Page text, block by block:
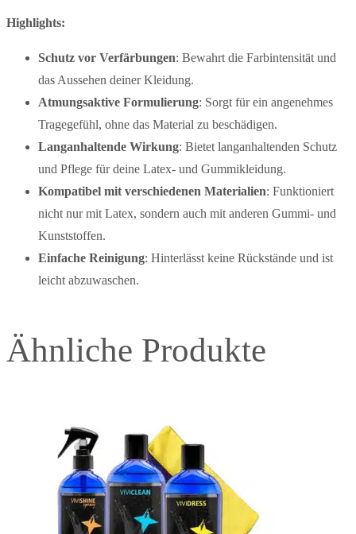
Highlights:
Schutz vor Verfärbungen: Bewahrt die Farbintensität und
das Aussehen deiner Kleidung.
Atmungsaktive Formulierung: Sorgt für ein angenehmes
Tragegefühl, ohne das Material zu beschädigen.
Langanhaltende Wirkung: Bietet langanhaltenden Schutz
und Pflege für deine Latex- und Gummikleidung.
Kompatibel mit verschiedenen Materialien: Funktioniert
nicht nur mit Latex, sondern auch mit anderen Gummi- und
Kunststoffen.
Einfache Reinigung: Hinterlässt keine Rückstände und ist
leicht abzuwaschen.
Ähnliche Produkte